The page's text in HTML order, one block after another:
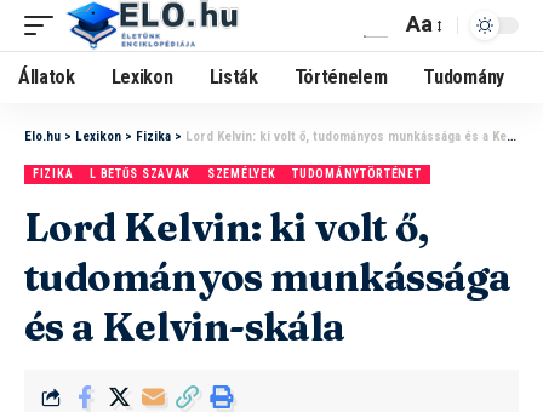
Aa
Állatok Lexikon Listák Történelem Tudomány
Elo.hu > Lexikon > Fizika > Lord Kelvin: ki volt ő, tudományos munkássága és a Kelvin-skála
FIZIKA L BETŰS SZAVAK SZEMÉLYEK TUDOMÁNYTÖRTÉNET
Lord Kelvin: ki volt ő,
tudományos munkássága
és a Kelvin-skála